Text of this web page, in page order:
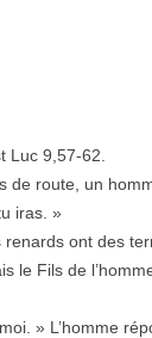
Luc 9,57-62.
de route, un
iras. »
ont des
le Fils de
» L’homme